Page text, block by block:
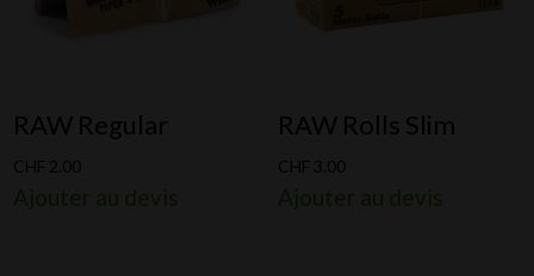
RAW Regular
CHF 2.00
RAW Rolls Slim
CHF 3.00